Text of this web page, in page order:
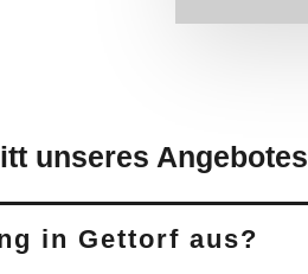
unseres
in Gettorf aus?